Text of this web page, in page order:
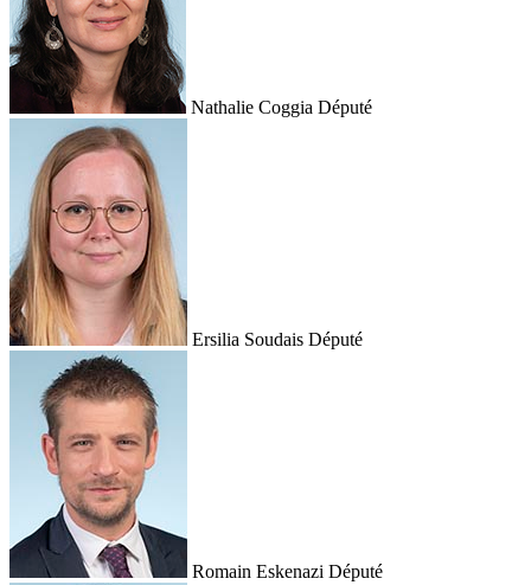
Nathalie Coggia Député
Ersilia Soudais Député
Romain Eskenazi Député